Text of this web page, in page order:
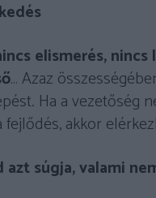
elismerés,
… Azaz
Ha a vezetőség
fejlődés, akkor
súgja, valami